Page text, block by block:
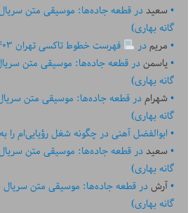
سعیددر
گانه بهاری)
مریمدر فهرست خطوط تاکسی تهران ۱۴۰۳
یاسمندر
گانه بهاری)
شهرامدر
گانه بهاری)
ابوالفضل آهنیدر چگونه شغل رؤیایی‌ام را
سعیددر
گانه بهاری)
آرشدر
گانه بهاری)